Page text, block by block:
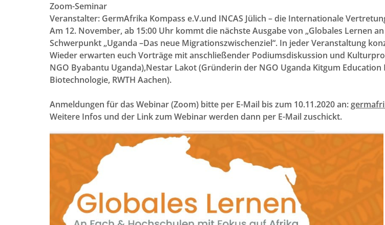
Zoom-Seminar
Veranstalter: GermAfrika Kompass e.V.und INCAS Jülich – die Internationale
Am 12. November, ab 15:00 Uhr kommt die nächste Ausgabe von „Globales Lernen
Schwerpunkt „Uganda –Das neue Migrationszwischenziel“. In jeder Veranstaltung
Wieder erwarten euch Vorträge mit anschließender Podiumsdiskussion und
NGO Byabantu Uganda),Nestar Lakot (Gründerin der NGO Uganda Kitgum
Biotechnologie, RWTH Aachen).
Anmeldungen für das Webinar (Zoom) bitte per E-Mail bis zum 10.11.2020 an:
Weitere Infos und der Link zum Webinar werden dann per E-Mail zuschickt.